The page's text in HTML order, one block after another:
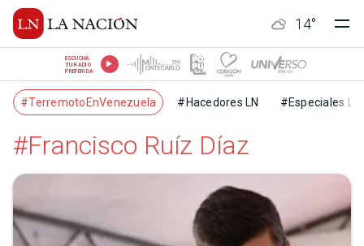
14°
ESCUCHÁ
TU RADIO
PREFERIDA
#TerremotoEnVenezuela #Hacedores LN #Especiales LN
#Francisco Ruíz Díaz